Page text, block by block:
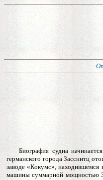
Биография судна
германского города Засснитц
заводе «Кокумс», находившемся
машины суммарной мощностью